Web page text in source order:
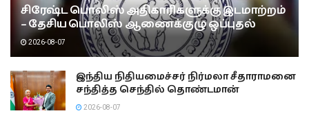
சிரேஷ்ட பொலிஸ் அதிகாரிகளுக்கு இடமாற்றம்
– தேசிய பொலிஸ் ஆணைக்குழு ஒப்புதல்
2026-08-07
இந்திய நிதியமைச்சர் நிர்மலா சீதாராமனை
சந்தித்த செந்தில் தொண்டமான்
2026-08-07